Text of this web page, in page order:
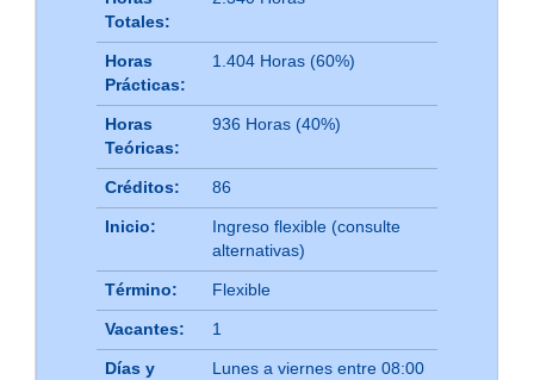
Totales:
Horas
Prácticas:
1.404 Horas (60%)
Horas
Teóricas:
936 Horas (40%)
Créditos: 86
Inicio:
Ingreso flexible (consulte
alternativas)
Término: Flexible
Vacantes: 1
Días y
Lunes a viernes entre 08:00